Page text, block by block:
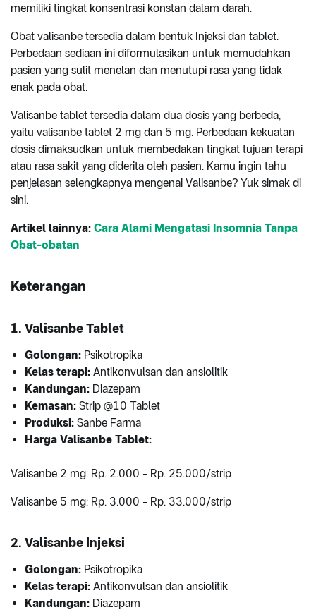
memiliki tingkat konsentrasi konstan dalam darah.
Obat valisanbe tersedia dalam bentuk Injeksi dan tablet.
Perbedaan sediaan ini diformulasikan untuk memudahkan
pasien yang sulit menelan dan menutupi rasa yang tidak
enak pada obat.
Valisanbe tablet tersedia dalam dua dosis yang berbeda,
yaitu valisanbe tablet 2 mg dan 5 mg. Perbedaan kekuatan
dosis dimaksudkan untuk membedakan tingkat tujuan terapi
atau rasa sakit yang diderita oleh pasien. Kamu ingin tahu
penjelasan selengkapnya mengenai Valisanbe? Yuk simak di
sini.
Artikel lainnya: Cara Alami Mengatasi Insomnia Tanpa
Obat-obatan
Keterangan
1. Valisanbe Tablet
Golongan: Psikotropika
Kelas terapi: Antikonvulsan dan ansiolitik
Kandungan: Diazepam
Kemasan: Strip @10 Tablet
Produksi: Sanbe Farma
Harga Valisanbe Tablet:
Valisanbe 2 mg: Rp. 2.000 - Rp. 25.000/strip
Valisanbe 5 mg: Rp. 3.000 - Rp. 33.000/strip
2. Valisanbe Injeksi
Golongan: Psikotropika
Kelas terapi: Antikonvulsan dan ansiolitik
Kandungan: Diazepam